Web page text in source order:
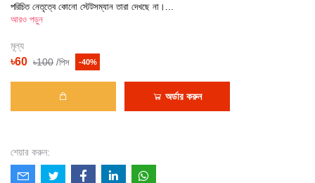
আরও পড়ুন
মূল্য
৳60 ৳100 /পিস -40%
অর্ডার করুন
শেয়ার করুন: